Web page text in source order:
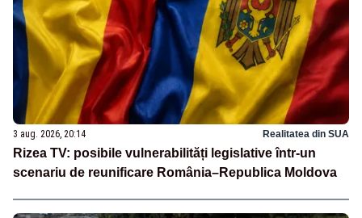
3 aug. 2026, 20:14 Realitatea din SUA
Rizea TV: posibile vulnerabilități legislative într-un
scenariu de reunificare România–Republica Moldova